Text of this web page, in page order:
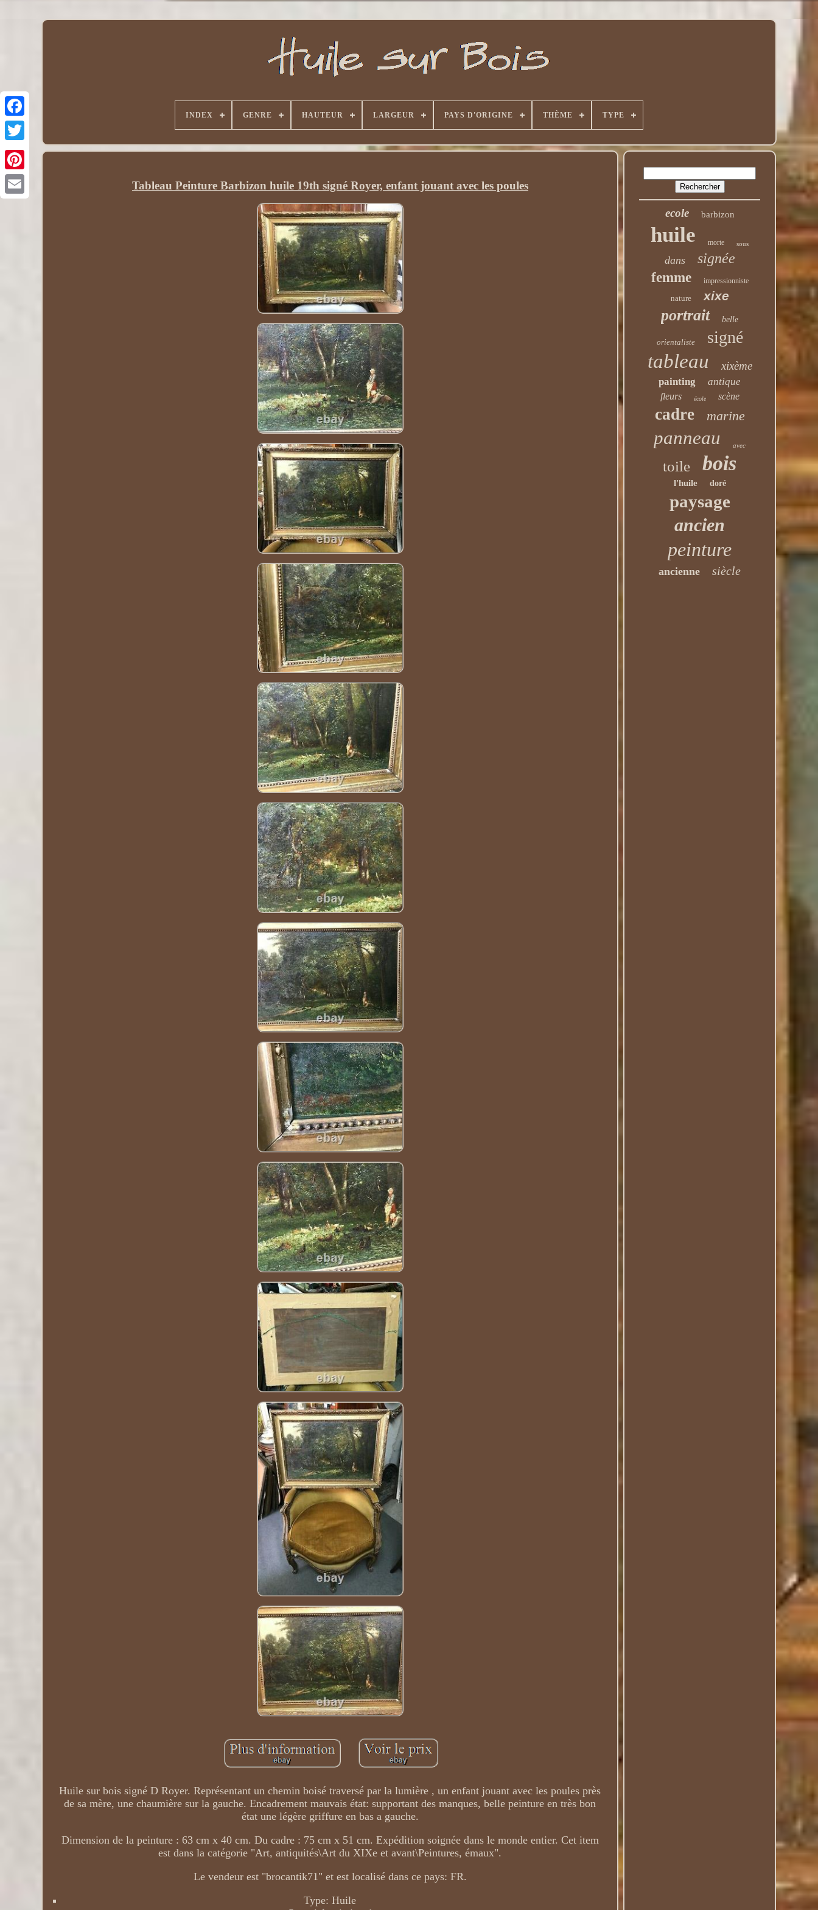
INDEX GENRE HAUTEUR LARGEUR PAYS D'ORIGINE THÈME TYPE
Tableau Peinture Barbizon huile 19th signé Royer, enfant jouant avec les poules
Huile sur bois signé D Royer. Représentant un chemin boisé traversé par la lumière , un enfant jouant avec les poules près
de sa mère, une chaumière sur la gauche. Encadrement mauvais état: supportant des manques, belle peinture en très bon
état une légère griffure en bas a gauche.
Dimension de la peinture : 63 cm x 40 cm. Du cadre : 75 cm x 51 cm. Expédition soignée dans le monde entier. Cet item
est dans la catégorie "Art, antiquités\Art du XIXe et avant\Peintures, émaux".
Le vendeur est "brocantik71" et est localisé dans ce pays: FR.
Type: Huile
ecole barbizon
huile morte sous
dans signée
femme impressionniste
nature xixe
portrait belle
orientaliste signé
tableau xixème
painting antique
fleurs école scène
cadre marine
panneau avec
toile bois
l'huile doré
paysage
ancien
peinture
ancienne siècle